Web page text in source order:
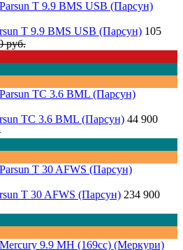
T 9.9 BMS USB (Парсун) 105
руб.
TC 3.6 BML (Парсун) 44 900
T 30 AFWS (Парсун) 234 900